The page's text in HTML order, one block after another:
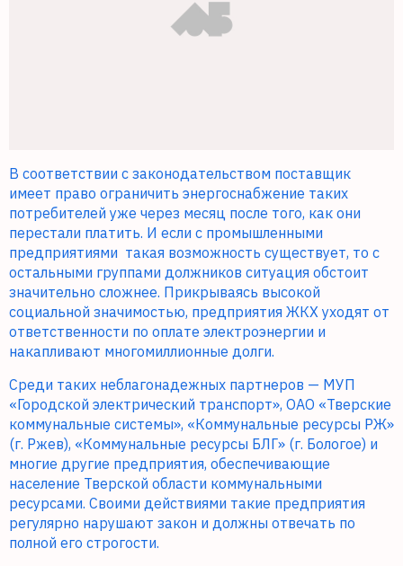
В соответствии с законодательством поставщик
имеет право ограничить энергоснабжение таких
потребителей уже через месяц после того, как они
перестали платить. И если с промышленными
предприятиями такая возможность существует, то с
остальными группами должников ситуация обстоит
значительно сложнее. Прикрываясь высокой
социальной значимостью, предприятия ЖКХ уходят от
ответственности по оплате электроэнергии и
накапливают многомиллионные долги.
Среди таких неблагонадежных партнеров — МУП
«Городской электрический транспорт», ОАО «Тверские
коммунальные системы», «Коммунальные ресурсы РЖ»
(г. Ржев), «Коммунальные ресурсы БЛГ» (г. Бологое) и
многие другие предприятия, обеспечивающие
население Тверской области коммунальными
ресурсами. Своими действиями такие предприятия
регулярно нарушают закон и должны отвечать по
полной его строгости.